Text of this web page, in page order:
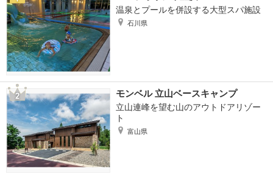
温泉とプールを併設する大型スパ施設
石川県
モンベル 立山ベースキャンプ
立山連峰を望む山のアウトドアリゾー
ト
富山県